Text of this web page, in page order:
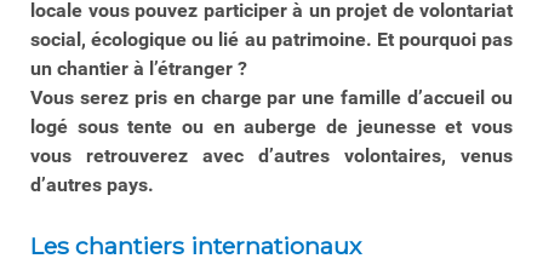
locale vous pouvez participer à un projet de volontariat
social, écologique ou lié au patrimoine. Et pourquoi pas
un chantier à l’étranger ?
Vous serez pris en charge par une famille d’accueil ou
logé sous tente ou en auberge de jeunesse et vous
vous retrouverez avec d’autres volontaires, venus
d’autres pays.
Les chantiers internationaux